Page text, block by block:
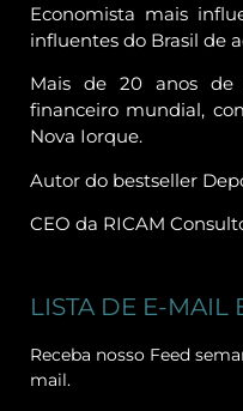
Economista mais
influentes do Brasil de
Mais de 20 anos de
financeiro mundial,
Nova Iorque.
Autor do bestseller
CEO da RICAM
LISTA DE E-MAIL
Receba nosso Feed
mail.